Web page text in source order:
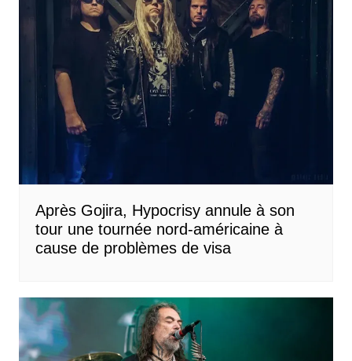
Après Gojira, Hypocrisy annule à son
tour une tournée nord-américaine à
cause de problèmes de visa